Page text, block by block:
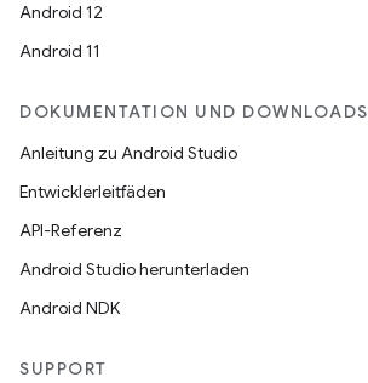
Android 12
Android 11
DOKUMENTATION UND DOWNLOADS
Anleitung zu Android Studio
Entwicklerleitfäden
API-Referenz
Android Studio herunterladen
Android NDK
SUPPORT